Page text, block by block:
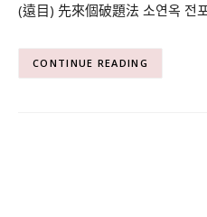
(遠目) 先來個破題法 소연옥 전
CONTINUE READING